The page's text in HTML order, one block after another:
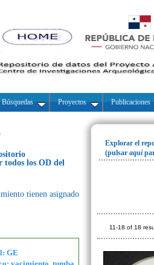
Búsquedas Proyectos Publicaciones
todos los OD del
tienen asignado
GE
Explorar el
(pulsar aquí
11-18 of 18